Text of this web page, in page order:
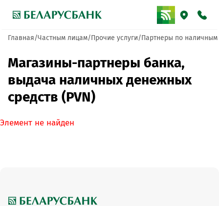
Главная Частным лицам Прочие услуги Партнеры по наличным
Магазины-партнеры банка,
выдача наличных денежных
средств (PVN)
Элемент не найден